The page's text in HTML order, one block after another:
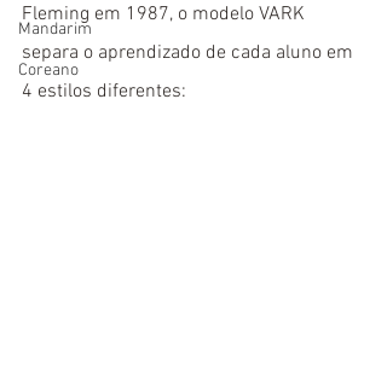
Mandarim
Coreano
Fleming em 1987, o modelo VARK
separa o aprendizado de cada aluno em
4 estilos diferentes: